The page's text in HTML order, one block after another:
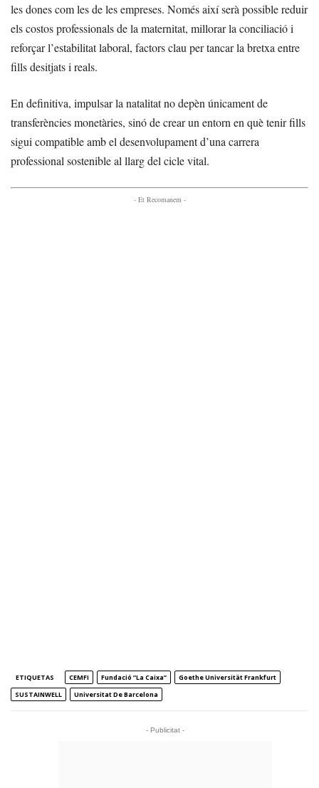
les dones com les de les empreses. Només així serà possible reduir
els costos professionals de la maternitat, millorar la conciliació i
reforçar l’estabilitat laboral, factors clau per tancar la bretxa entre
fills desitjats i reals.
En definitiva, impulsar la natalitat no depèn únicament de
transferències monetàries, sinó de crear un entorn en què tenir fills
sigui compatible amb el desenvolupament d’una carrera
professional sostenible al llarg del cicle vital.
- Et Recomanem -
ETIQUETAS CEMFI Fundació ”la Caixa”
Goethe Universität Frankfurt
SUSTAINWELL
Universitat De Barcelona
- Publicitat -